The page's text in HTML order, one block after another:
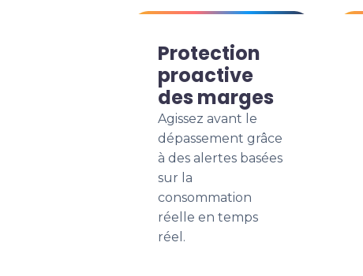
Protection
proactive
des marges
Agissez avant le
dépassement grâce
à des alertes basées
sur la
consommation
réelle en temps
réel.